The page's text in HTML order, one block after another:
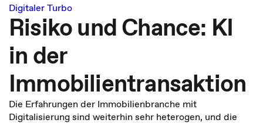
Digitaler Turbo
Risiko und Chance: KI
in der
Immobilientransaktion
Die Erfahrungen der Immobilienbranche mit
Digitalisierung sind weiterhin sehr heterogen, und die